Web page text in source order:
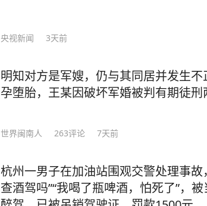
央视新闻 3天前
明知对方是军嫂，仍与其同居并发生
孕堕胎，王某因破坏军婚被判有期徒刑
世界闽南人 263评论 7天前
杭州一男子在加油站围观交警处理事故
查酒驾吗”“我喝了瓶啤酒，怕死了”，